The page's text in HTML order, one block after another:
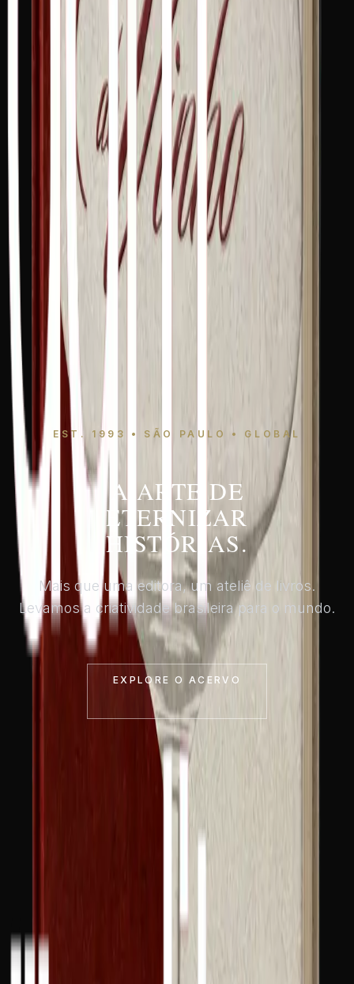
EST. 1993 • SÃO PAULO • GLOBAL
A ARTE DE
ETERNIZAR
HISTÓRIAS.
Mais que uma editora, um ateliê de livros.
Levamos a criatividade brasileira para o mundo.
EXPLORE O ACERVO